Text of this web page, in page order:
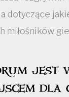
dotyczące
miłośników
jest
dla